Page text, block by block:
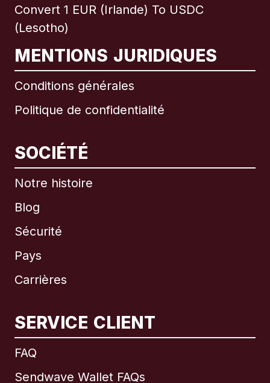
Convert 1 EUR (Irlande) To USDC
(Lesotho)
MENTIONS JURIDIQUES
Conditions générales
Politique de confidentialité
SOCIÉTÉ
Notre histoire
Blog
Sécurité
Pays
Carrières
SERVICE CLIENT
FAQ
Sendwave Wallet FAQs
International English